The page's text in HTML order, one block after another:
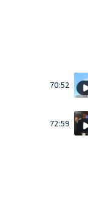
70:52
72:59